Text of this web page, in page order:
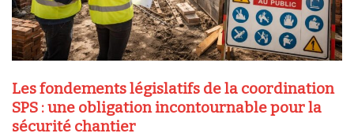
Les fondements législatifs de la coordination
SPS : une obligation incontournable pour la
sécurité chantier